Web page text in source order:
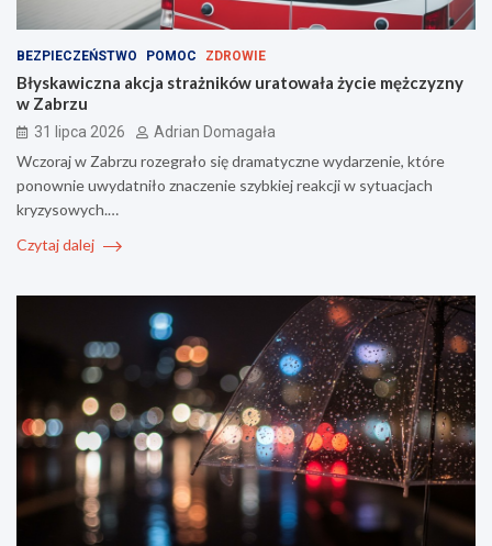
BEZPIECZEŃSTWO POMOC ZDROWIE
Błyskawiczna akcja strażników uratowała życie mężczyzny
w Zabrzu
31 lipca 2026 Adrian Domagała
Wczoraj w Zabrzu rozegrało się dramatyczne wydarzenie, które
ponownie uwydatniło znaczenie szybkiej reakcji w sytuacjach
kryzysowych.…
Czytaj dalej